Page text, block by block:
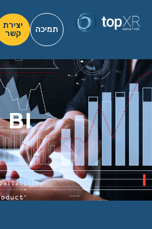
תמיכה
יצירת
קשר
BI